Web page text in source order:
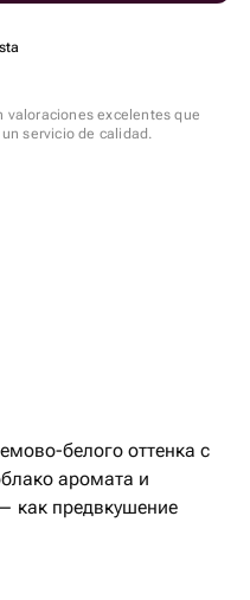
valoraciones excelentes que
servicio de calidad.
белого оттенка с
аромата и
как предвкушение
и перевязан широкой